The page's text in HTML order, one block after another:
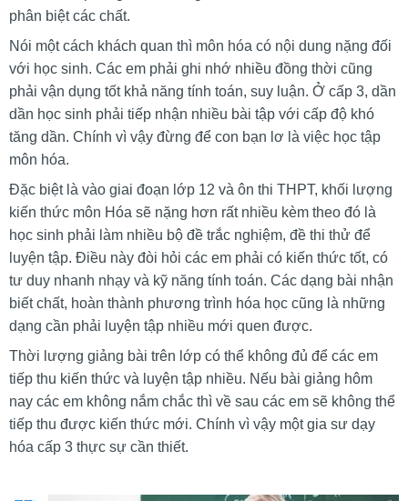
phân biệt các chất.
Nói một cách khách quan thì môn hóa có nội dung nặng đối
với học sinh. Các em phải ghi nhớ nhiều đồng thời cũng
phải vận dụng tốt khả năng tính toán, suy luận. Ở cấp 3, dần
dần học sinh phải tiếp nhận nhiều bài tập với cấp độ khó
tăng dần. Chính vì vậy đừng để con bạn lơ là việc học tập
môn hóa.
Đặc biệt là vào giai đoạn lớp 12 và ôn thi THPT, khối lượng
kiến thức môn Hóa sẽ nặng hơn rất nhiều kèm theo đó là
học sinh phải làm nhiều bộ đề trắc nghiệm, đề thi thử để
luyện tập. Điều này đòi hỏi các em phải có kiến thức tốt, có
tư duy nhanh nhạy và kỹ năng tính toán. Các dạng bài nhận
biết chất, hoàn thành phương trình hóa học cũng là những
dạng cần phải luyện tập nhiều mới quen được.
Thời lượng giảng bài trên lớp có thể không đủ để các em
tiếp thu kiến thức và luyện tập nhiều. Nếu bài giảng hôm
nay các em không nắm chắc thì về sau các em sẽ không thể
tiếp thu được kiến thức mới. Chính vì vậy một gia sư dạy
hóa cấp 3 thực sự cần thiết.